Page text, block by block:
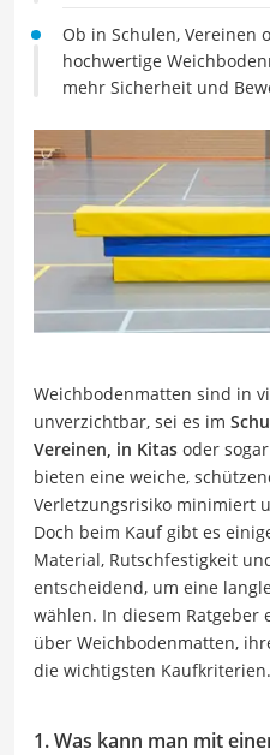
Ob in Schulen, Vereinen
hochwertige
mehr Sicherheit und
Weichbodenmatten sind in
unverzichtbar, sei es im
Vereinen, in Kitas oder
bieten eine weiche,
Verletzungsrisiko minimiert
Doch beim Kauf gibt es
Material, Rutschfestigkeit
entscheidend, um eine
wählen. In diesem Ratgeber
über Weichbodenmatten,
die wichtigsten Kaufkriterien.
1. Was kann man mit